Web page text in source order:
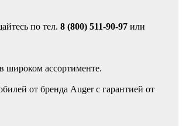
по тел. 8 (800) 511-90-97 или
широком ассортименте.
от бренда Auger с гарантией от